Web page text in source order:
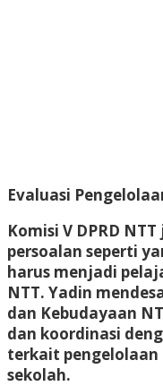
Evaluasi
Komisi V DPRD
persoalan seperti
harus menjadi
NTT. Yadin
dan Kebudayaan
dan koordinasi
terkait
sekolah.